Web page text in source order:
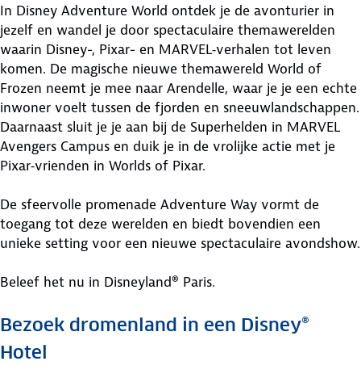
In Disney Adventure World ontdek je de avonturier in
jezelf en wandel je door spectaculaire themawerelden
waarin Disney-, Pixar- en MARVEL‑verhalen tot leven
komen. De magische nieuwe themawereld World of
Frozen neemt je mee naar Arendelle, waar je je een echte
inwoner voelt tussen de fjorden en sneeuwlandschappen.
Daarnaast sluit je je aan bij de Superhelden in MARVEL
Avengers Campus en duik je in de vrolijke actie met je
Pixar‑vrienden in Worlds of Pixar.
De sfeervolle promenade Adventure Way vormt de
toegang tot deze werelden en biedt bovendien een
unieke setting voor een nieuwe spectaculaire avondshow.
Beleef het nu in Disneyland® Paris.
Bezoek dromenland in een Disney®
Hotel